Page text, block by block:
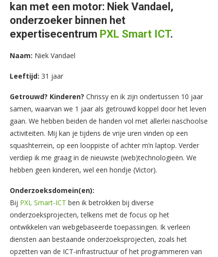
kan met een motor: Niek Vandael,
onderzoeker binnen het
expertisecentrum PXL Smart ICT.
Naam: Niek Vandael
Leeftijd: 31 jaar
Getrouwd? Kinderen? Chrissy en ik zijn ondertussen 10 jaar
samen, waarvan we 1 jaar als getrouwd koppel door het leven
gaan. We hebben beiden de handen vol met allerlei naschoolse
activiteiten. Mij kan je tijdens de vrije uren vinden op een
squashterrein, op een looppiste of achter m’n laptop. Verder
verdiep ik me graag in de nieuwste (web)technologieën. We
hebben geen kinderen, wel een hondje (Victor).
Onderzoeksdomein(en):
Bij PXL Smart-ICT ben ik betrokken bij diverse
onderzoeksprojecten, telkens met de focus op het
ontwikkelen van webgebaseerde toepassingen. Ik verleen
diensten aan bestaande onderzoeksprojecten, zoals het
opzetten van de ICT-infrastructuur of het programmeren van